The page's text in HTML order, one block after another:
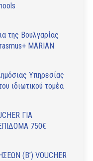
της Βουλγαρίας
MARIAN
Υπηρεσίας
ιδιωτικού τομέα
ΓΙΑ
750€
(Β’) VOUCHER